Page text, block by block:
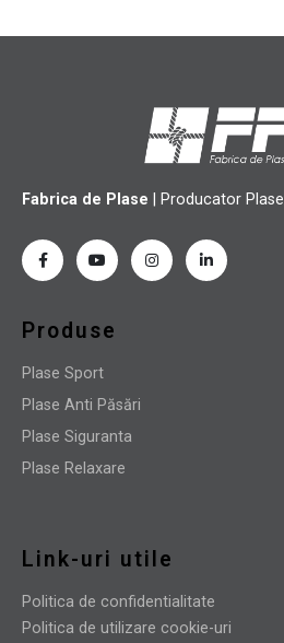
Fabrica de Plase | Producator Plase
Produse
Plase Sport
Plase Anti Păsări
Plase Siguranta
Plase Relaxare
Link-uri utile
Politica de confidentialitate
Politica de utilizare cookie-uri